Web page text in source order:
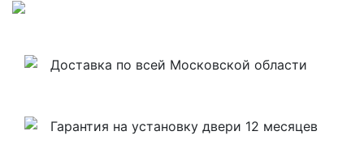
Доставка по всей Московской области
Гарантия на установку двери 12 месяцев